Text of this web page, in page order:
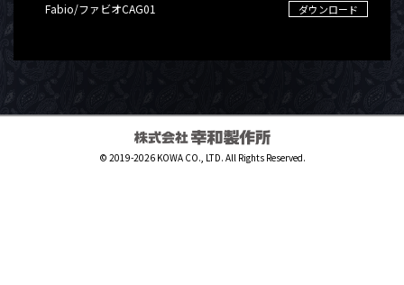
Fabio/ファビオCAG01 ダウンロード
© 2019-2026 KOWA CO., LTD. All Rights Reserved.